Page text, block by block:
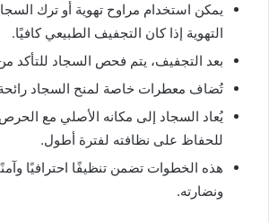
يمكن استخدام مراوح تهوية أو ترك
التهوية إذا كان التجفيف الطبيعي كافيًا.
بعد التجفيف، يتم فحص السجاد للتأكد
تُضاف معطرات خاصة لمنح السجاد
يُعاد السجاد إلى مكانه الأصلي مع
للحفاظ على نظافته لفترة أطول.
هذه الخطوات تضمن تنظيفًا احترافيًا
ونضارته.